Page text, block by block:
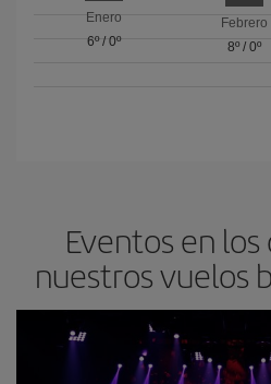
Enero
6º/ 0º
Febrero
8º/ 0º
Eventos en
nuestros vuelos